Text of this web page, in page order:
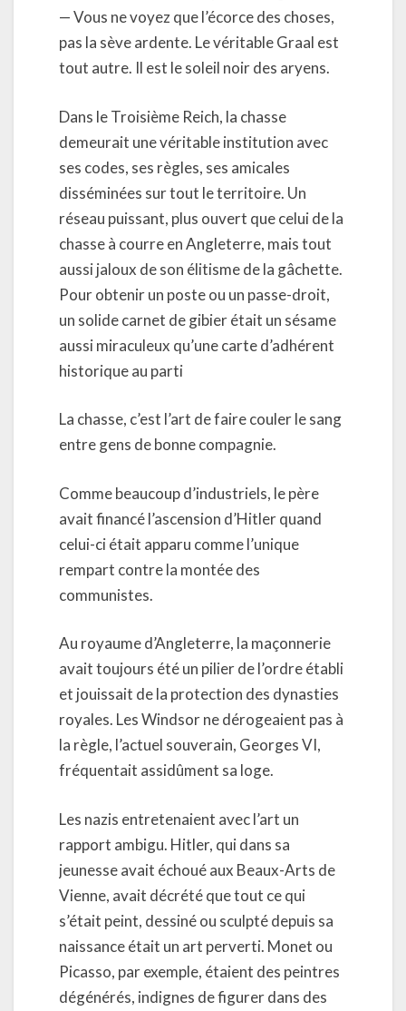
— Vous ne voyez que l’écorce des choses,
pas la sève ardente. Le véritable Graal est
tout autre. Il est le soleil noir des aryens.
Dans le Troisième Reich, la chasse
demeurait une véritable institution avec
ses codes, ses règles, ses amicales
disséminées sur tout le territoire. Un
réseau puissant, plus ouvert que celui de la
chasse à courre en Angleterre, mais tout
aussi jaloux de son élitisme de la gâchette.
Pour obtenir un poste ou un passe-droit,
un solide carnet de gibier était un sésame
aussi miraculeux qu’une carte d’adhérent
historique au parti
La chasse, c’est l’art de faire couler le sang
entre gens de bonne compagnie.
Comme beaucoup d’industriels, le père
avait financé l’ascension d’Hitler quand
celui-ci était apparu comme l’unique
rempart contre la montée des
communistes.
Au royaume d’Angleterre, la maçonnerie
avait toujours été un pilier de l’ordre établi
et jouissait de la protection des dynasties
royales. Les Windsor ne dérogeaient pas à
la règle, l’actuel souverain, Georges VI,
fréquentait assidûment sa loge.
Les nazis entretenaient avec l’art un
rapport ambigu. Hitler, qui dans sa
jeunesse avait échoué aux Beaux-Arts de
Vienne, avait décrété que tout ce qui
s’était peint, dessiné ou sculpté depuis sa
naissance était un art perverti. Monet ou
Picasso, par exemple, étaient des peintres
dégénérés, indignes de figurer dans des